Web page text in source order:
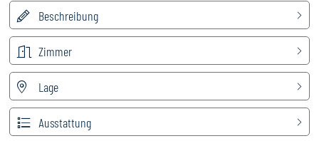
Beschreibung
Zimmer
Lage
Ausstattung